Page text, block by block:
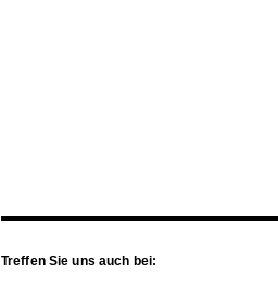
Treffen Sie uns auch bei: